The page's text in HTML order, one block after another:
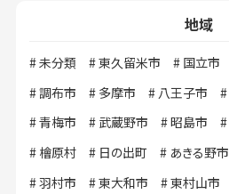
地域
未分類 東久留米市 国立市
調布市
多摩市 八王子市
青梅市
武蔵野市 昭島市
檜原村
日の出町 あきる野市
羽村市
東大和市 東村山市